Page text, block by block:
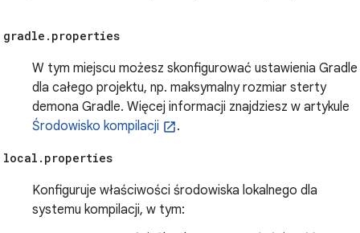
gradle.properties
W tym miejscu możesz skonfigurować ustawienia Gradle
dla całego projektu, np. maksymalny rozmiar sterty
demona Gradle. Więcej informacji znajdziesz w artykule
Środowisko kompilacji
.
local.properties
Konfiguruje właściwości środowiska lokalnego dla
systemu kompilacji, w tym: